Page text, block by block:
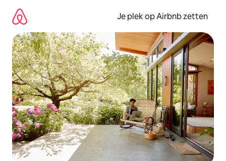
direct
naar
inhoud
Je plek op Airbnb zetten